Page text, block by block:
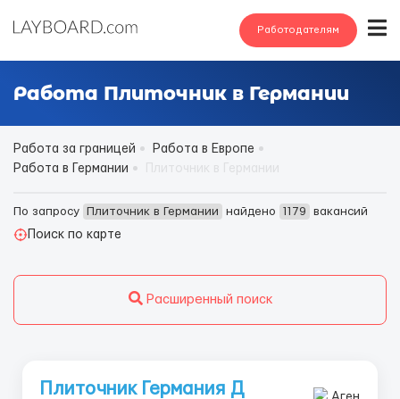
Работодателям
Работа Плиточник в Германии
Работа за границей
Работа в Европе
Работа в Германии
По запросу Плиточник в Германии найдено 1179
вакансий
Поиск по карте
Расширенный поиск
Плиточник Германия Д